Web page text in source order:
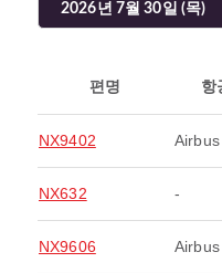
2026년 7월 30일 (목)
편명 항
NX9402
NX632 -
NX9606 Airbus